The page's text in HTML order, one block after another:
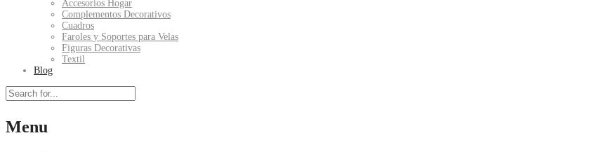
Accesorios Hogar
Complementos Decorativos
Cuadros
Faroles y Soportes para Velas
Figuras Decorativas
Textil
Blog
Menu